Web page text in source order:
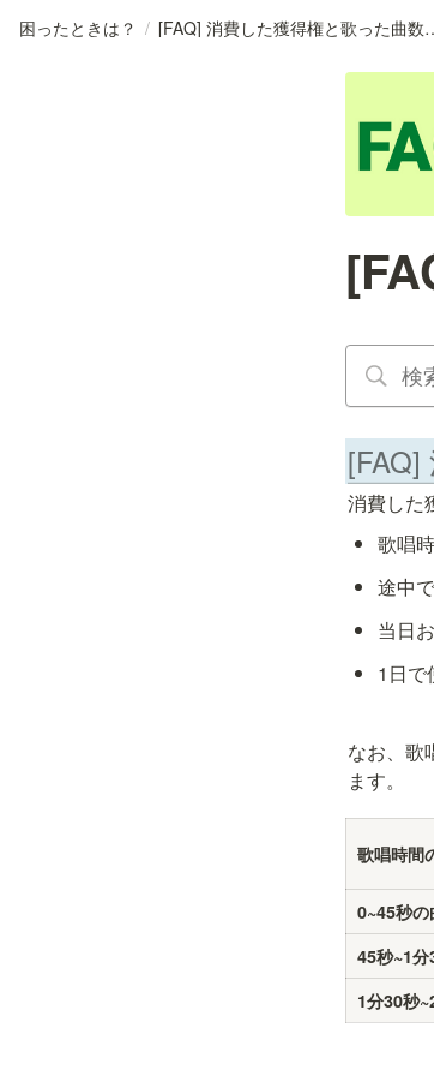
困ったときは？ / [FAQ] 消費し
[FAQ]
消費した
歌唱
途中
当日
1日で
なお、歌
ます。
歌唱時間
0~45秒の
45秒~1分
1分30秒